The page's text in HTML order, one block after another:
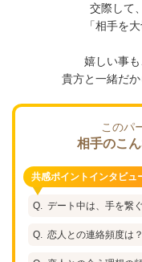
交際して
「相手を
嬉しい事
貴方と一緒だ
このパ
相手のこ
共感ポイントインタビュ
デート中は、手を繋
恋人との連絡頻度は？